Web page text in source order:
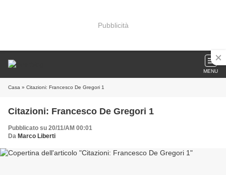
Pubblicità
MENU
Casa » Citazioni: Francesco De Gregori 1
Citazioni: Francesco De Gregori 1
Pubblicato su 20/11/AM 00:01
Da Marco Liberti